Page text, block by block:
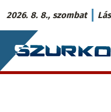
Ugrás
a
tartalomra
2026. 8. 8., szombat
fő